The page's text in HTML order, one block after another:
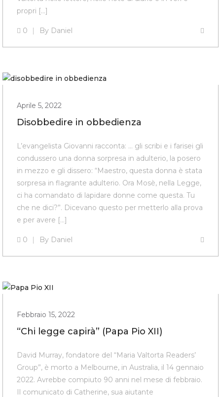
propri […]
0 By Daniel
Aprile 5, 2022
Disobbedire in obbedienza
L’evangelista Giovanni racconta: … gli scribi e i farisei gli
condussero una donna sorpresa in adulterio, la posero
in mezzo e gli dissero: “Maestro, questa donna è stata
sorpresa in flagrante adulterio. Ora Mosè, nella Legge,
ci ha comandato di lapidare donne come questa. Tu
che ne dici?”. Dicevano questo per metterlo alla prova
e per avere […]
0 By Daniel
Febbraio 15, 2022
“Chi legge capirà” (Papa Pio XII)
David Murray, fondatore del “Maria Valtorta Readers’
Group”, è morto a Melbourne, in Australia, il 14 gennaio
2022. Avrebbe compiuto 90 anni nel mese di febbraio.
Il comunicato di Catherine, sua aiutante